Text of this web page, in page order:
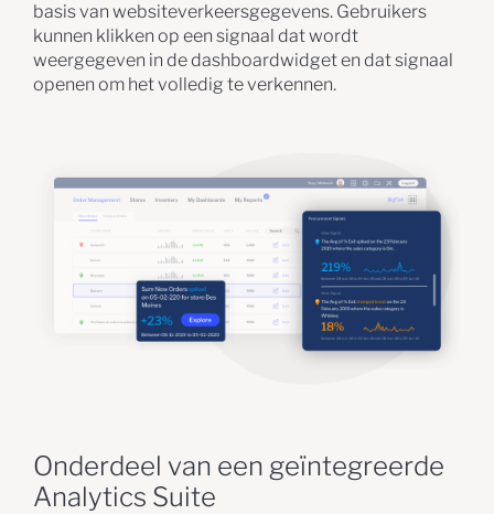
basis van websiteverkeersgegevens. Gebruikers
kunnen klikken op een signaal dat wordt
weergegeven in de dashboardwidget en dat signaal
openen om het volledig te verkennen.
Onderdeel van een geïntegreerde
Analytics Suite